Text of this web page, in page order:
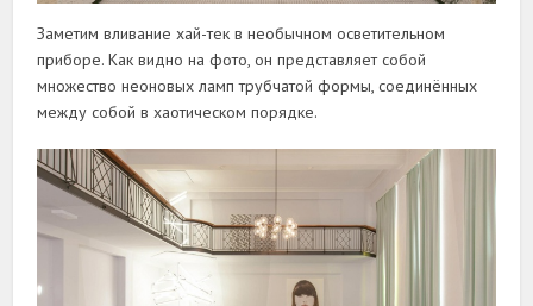
Заметим вливание хай-тек в необычном осветительном
приборе. Как видно на фото, он представляет собой
множество неоновых ламп трубчатой формы, соединённых
между собой в хаотическом порядке.